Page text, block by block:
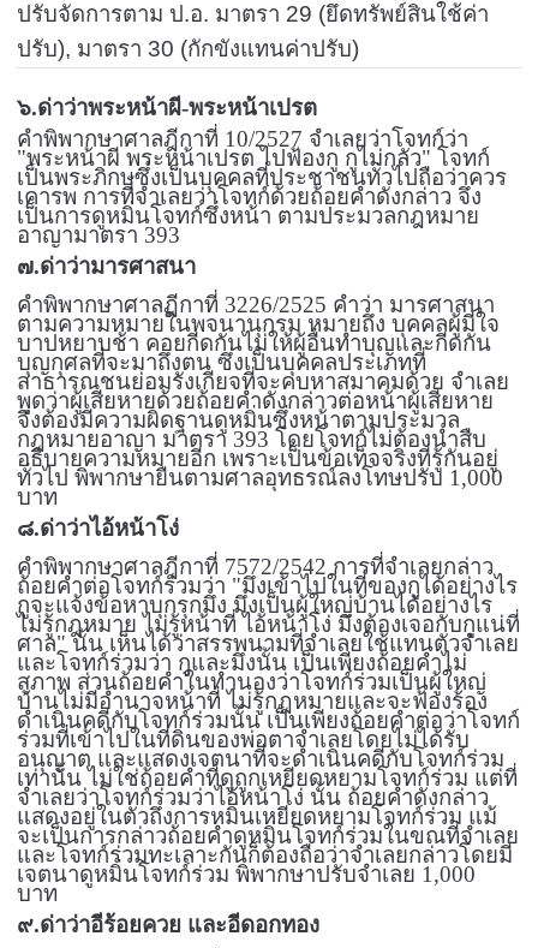
ปรับจัดการตาม ป.อ. มาตรา 29 (ยึดทรัพย์สินใช้ค่า
ปรับ), มาตรา 30 (กักขังแทนค่าปรับ)
๖.ด่าว่าพระหน้าผี-พระหน้าเปรต
คำพิพากษาศาลฎีกาที่ 10/2527 จำเลยว่าโจทก์ว่า
"พระหน้าผี พระหน้าเปรต ไปฟ้องกู กูไม่กลัว" โจทก์
เป็นพระภิกษุซึ่งเป็นบุคคลที่ประชาชนทั่วไปถือว่าควร
เคารพ การที่จำเลยว่าโจทก์ด้วยถ้อยคำดังกล่าว จึง
เป็นการดูหมิ่นโจทก์ซึ่งหน้า ตามประมวลกฎหมาย
อาญามาตรา 393
๗.ด่าว่ามารศาสนา
คำพิพากษาศาลฎีกาที่ 3226/2525 คำว่า มารศาสนา
ตามความหมายในพจนานุกรม หมายถึง บุคคลผู้มีใจ
บาปหยาบช้า คอยกีดกันไม่ให้ผู้อื่นทำบุญและกีดกัน
บุญกุศลที่จะมาถึงตน ซึ่งเป็นบุคคลประเภทที่
สาธารณชนย่อมรังเกียจที่จะคบหาสมาคมด้วย จำเลย
พูดว่าผู้เสียหายด้วยถ้อยคำดังกล่าวต่อหน้าผู้เสียหาย
จึงต้องมีความผิดฐานดูหมิ่นซึ่งหน้าตามประมวล
กฎหมายอาญา มาตรา 393โดยโจทก์ไม่ต้องนำสืบ
อธิบายความหมายอีก เพราะเป็นข้อเท็จจริงที่รู้กันอยู่
ทั่วไป พิพากษายืนตามศาลอุทธรณ์ลงโทษปรับ 1,000
บาท
๘.ด่าว่าไอ้หน้าโง่
คำพิพากษาศาลฎีกาที่ 7572/2542 การที่จำเลยกล่าว
ถ้อยคำต่อโจทก์ร่วมว่า "มึงเข้าไปในที่ของกูได้อย่างไร
กูจะแจ้งข้อหาบุกรุกมึง มึงเป็นผู้ใหญ่บ้านได้อย่างไร
ไม่รู้กฎหมาย ไม่รู้หน้าที่ ไอ้หน้าโง่ มึงต้องเจอกับกูแน่ที่
ศาล" นั้น เห็นได้ว่าสรรพนามที่จำเลยใช้แทนตัวจำเลย
และโจทก์ร่วมว่า กูและมึงนั้น เป็นเพียงถ้อยคำไม่
สุภาพ ส่วนถ้อยคำในทำนองว่าโจทก์ร่วมเป็นผู้ใหญ่
บ้านไม่มีอำนาจหน้าที่ ไม่รู้กฎหมายและจะฟ้องร้อง
ดำเนินคดีกับโจทก์ร่วมนั้น เป็นเพียงถ้อยคำต่อว่าโจทก์
ร่วมที่เข้าไปในที่ดินของพ่อตาจำเลยโดยไม่ได้รับ
อนุญาต และแสดงเจตนาที่จะดำเนินคดีกับโจทก์ร่วม
เท่านั้น ไม่ใช่ถ้อยคำที่ดูถูกเหยียดหยามโจทก์ร่วม แต่ที่
จำเลยว่าโจทก์ร่วมว่าไอ้หน้าโง่ นั้น ถ้อยคำดังกล่าว
แสดงอยู่ในตัวถึงการหมิ่นเหยียดหยามโจทก์ร่วม แม้
จะเป็นการกล่าวถ้อยคำดูหมิ่นโจทก์ร่วมในขณที่จำเลย
และโจทก์ร่วมทะเลาะกันก็ต้องถือว่าจำเลยกล่าวโดยมี
เจตนาดูหมิ่นโจทก์ร่วม พิพากษาปรับจำเลย 1,000
บาท
๙.ด่าว่าอีร้อยควย และอีดอกทอง